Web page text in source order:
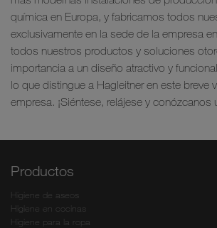
química en Europa, y fabricamos todos
exclusivamente en la sede de la empresa
todos nuestros productos y soluciones
importancia a un diseño atractivo y
lo que distingue a Hagleitner en este breve
empresa. ¡Siéntese, relájese y conózcanos
Productos
Higiene de aseos
Higiene en cocinas
Higiene para la ropa